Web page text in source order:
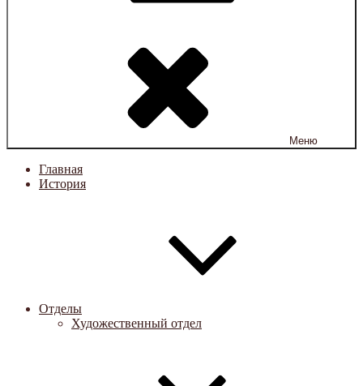
Меню
Главная
История
Отделы
Художественный отдел